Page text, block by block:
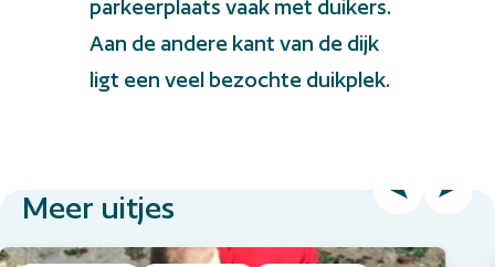
parkeerplaats vaak met duikers.
Aan de andere kant van de dijk
ligt een veel bezochte duikplek.
Meer uitjes